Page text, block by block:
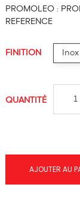
PROMOLEO :
REFERENCE
FINITION Inox
QUANTITÉ
AJOUTER AU